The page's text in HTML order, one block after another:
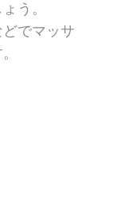
う。
でマッサ